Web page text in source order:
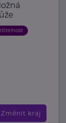
Změnit kraj